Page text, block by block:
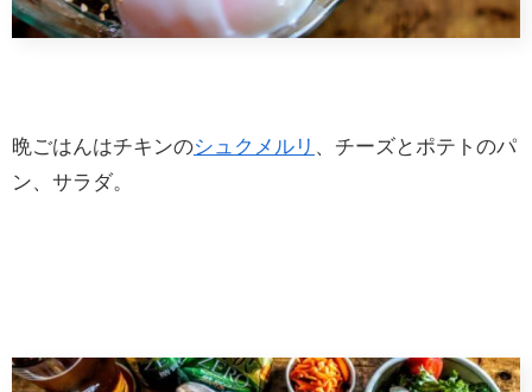
晩ごはんはチキンのシュクメルリ 、チーズとポテトのパ
ン、サラダ。